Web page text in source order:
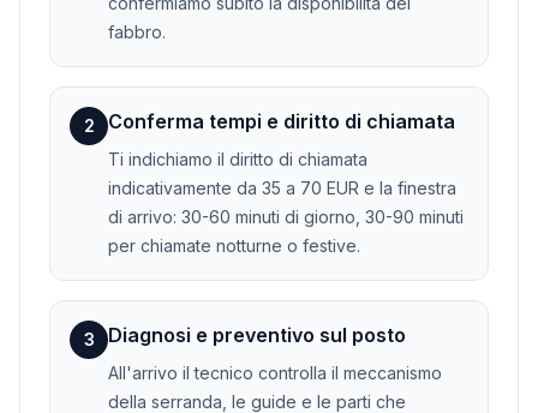
fabbro.
2 Conferma tempi e diritto di chiamata
Ti indichiamo il diritto di chiamata
indicativamente da 35 a 70 EUR e la finestra
di arrivo: 30-60 minuti di giorno, 30-90 minuti
per chiamate notturne o festive.
3 Diagnosi e preventivo sul posto
All'arrivo il tecnico controlla il meccanismo
della serranda, le guide e le parti che